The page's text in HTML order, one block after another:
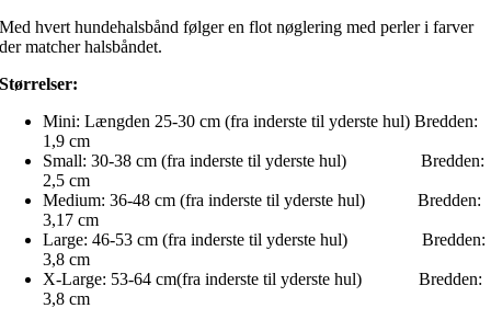
Med hvert hundehalsbånd følger en flot nøglering med perler i farver
der matcher halsbåndet.
Størrelser:
Mini: Længden 25-30 cm (fra inderste til yderste hul) Bredden:
1,9 cm
Small: 30-38 cm (fra inderste til yderste hul) Bredden:
2,5 cm
Medium: 36-48 cm (fra inderste til yderste hul) Bredden:
3,17 cm
Large: 46-53 cm (fra inderste til yderste hul) Bredden:
3,8 cm
X-Large: 53-64 cm(fra inderste til yderste hul) Bredden:
3,8 cm